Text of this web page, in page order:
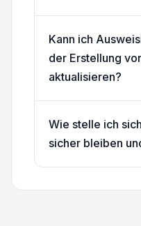
Kann ich
der Erstellung
aktualisieren?
Wie stelle ich
sicher bleiben